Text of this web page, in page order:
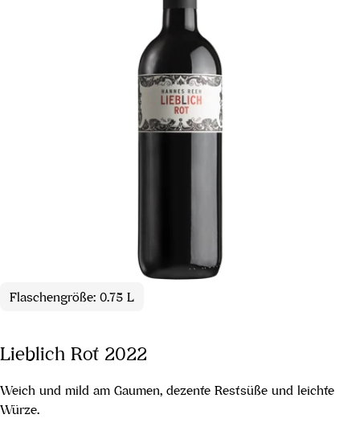
Flaschengröße: 0.75 L
Lieblich Rot 2022
Weich und mild am Gaumen, dezente Restsüße und leichte
Würze.